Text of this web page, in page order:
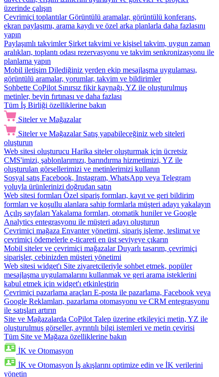
üzerinde çalışın
Çevrimiçi toplantılar Görüntülü aramalar, görüntülü konferans,
ekran paylaşımı, arama kaydı ve özel arka planlarla daha fazlasını
yapın
Paylaşımlı takvimler Şirket takvimi ve kişisel takvim, uygun zaman
aralıkları, toplantı odası rezervasyonu ve takvim senkronizasyonu ile
planlama yapın
Mobil iletişim Dilediğiniz yerden ekip mesajlaşma uygulaması,
görüntülü aramalar, yorumlar, takvim ve bildirimler
Sohbette CoPilot Sınırsız fikir kaynağı, YZ ile oluşturulmuş
metinler, beyin fırtınası ve daha fazlası
Tüm İş Birliği özelliklerine bakın
Siteler ve Mağazalar
Siteler ve Mağazalar Satış yapabileceğiniz web siteleri
oluşturun
Web sitesi oluşturucu Harika siteler oluşturmak için ücretsiz
CMS'imizi, şablonlarımızı, barındırma hizmetimizi, YZ ile
oluşturulan görsellerimizi ve metinlerimizi kullanın
Sosyal satış Facebook, Instagram, WhatsApp veya Telegram
yoluyla ürünlerinizi doğrudan satın
Web sitesi formları Özel sipariş formları, kayıt ve geri bildirim
formları ve koşullu alanlara sahip formlarla müşteri adayı yakalayın
Açılış sayfaları Yakalama formları, otomatik huniler ve Google
Analytics entegrasyonu ile müşteri adayı oluşturun
Çevrimiçi mağaza Envanter yönetimi, sipariş işleme, teslimat ve
çevrimiçi ödemelerle e-ticareti en üst seviyeye çıkarın
Mobil siteler ve çevrimiçi mağazalar Duyarlı tasarım, çevrimiçi
siparişler, cebinizden müşteri yönetimi
Web sitesi widget'ı Site ziyaretçileriyle sohbet etmek, popüler
mesajlaşma uygulamalarını kullanmak ve geri arama isteklerini
kabul etmek için widget'ı etkinleştirin
Çevrimiçi pazarlama araçları E-posta ile pazarlama, Facebook veya
Google Reklamları, pazarlama otomasyonu ve CRM entegrasyonu
ile satışları artırın
Site ve Mağazalarda CoPilot Talep üzerine etkileyici metin, YZ ile
oluşturulmuş görseller, ayrıntılı bilgi istemleri ve metin çevirisi
Tüm Site ve Mağaza özelliklerine bakın
İK ve Otomasyon
İK ve Otomasyon İş akışlarını optimize edin ve İK verilerini
yönetin